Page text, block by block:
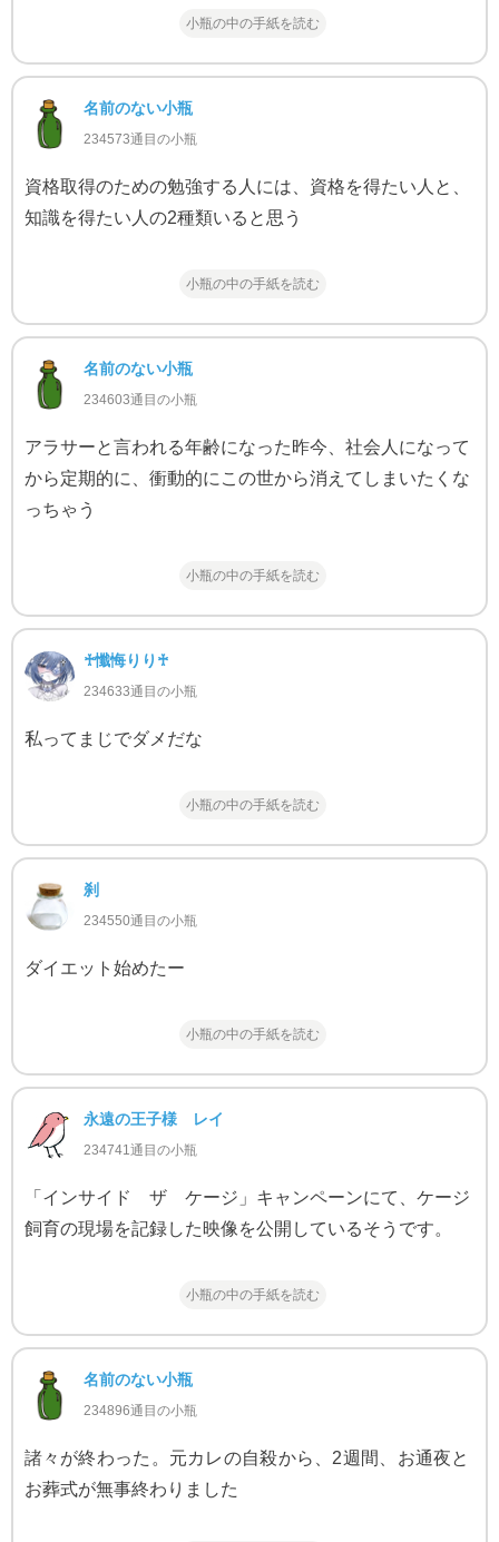
小瓶の中の手紙を読む
名前のない小瓶
234573通目の小瓶
資格取得のための勉強する人には、資格を得たい人と、
知識を得たい人の2種類いると思う
小瓶の中の手紙を読む
名前のない小瓶
234603通目の小瓶
アラサーと言われる年齢になった昨今、社会人になって
から定期的に、衝動的にこの世から消えてしまいたくな
っちゃう
小瓶の中の手紙を読む
♰懺悔りり♰
234633通目の小瓶
私ってまじでダメだな
小瓶の中の手紙を読む
刹
234550通目の小瓶
ダイエット始めたー
小瓶の中の手紙を読む
永遠の王子様 レイ
234741通目の小瓶
「インサイド ザ ケージ」キャンペーンにて、ケージ
飼育の現場を記録した映像を公開しているそうです。
小瓶の中の手紙を読む
名前のない小瓶
234896通目の小瓶
諸々が終わった。元カレの自殺から、2週間、お通夜と
お葬式が無事終わりました